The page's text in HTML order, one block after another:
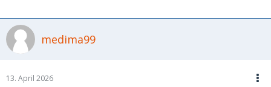
medima99
13. April 2026